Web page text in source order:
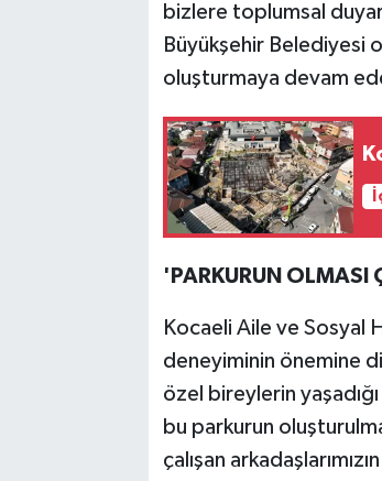
bizlere toplumsal
Büyükşehir Belediyesi
oluşturmaya devam
'PARKURUN OLMASI
Kocaeli Aile ve Sosyal
deneyiminin önemine
özel bireylerin
bu parkurun
çalışan